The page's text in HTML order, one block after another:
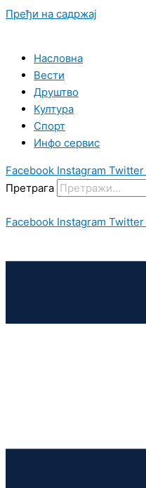
Пређи на садржај
Насловна
Вести
Друштво
Култура
Спорт
Инфо сервис
Facebook Instagram Twitter
Претрага
Facebook Instagram Twitter